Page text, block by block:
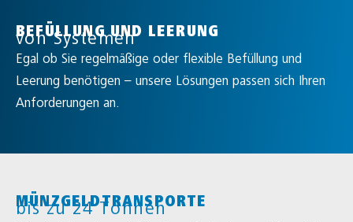
BEFÜLLUNG UND LEERUNG
von Systemen
Egal ob Sie regelmäßige oder flexible Befüllung und
Leerung benötigen – unsere Lösungen passen sich Ihren
Anforderungen an.
MÜNZGELDTRANSPORTE
bis zu 24 Tonnen